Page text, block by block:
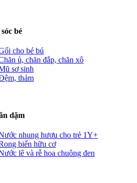
bé
cho bé bú
ủ, chăn đắp, chăn xô
sơ sinh
thảm
dặm
nhung hươu cho trẻ 1Y+
biển hữu cơ
lê và rễ hoa chuông đen